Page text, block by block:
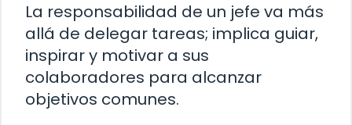
La responsabilidad de un jefe va más
allá de delegar tareas; implica guiar,
inspirar y motivar a sus
colaboradores para alcanzar
objetivos comunes.